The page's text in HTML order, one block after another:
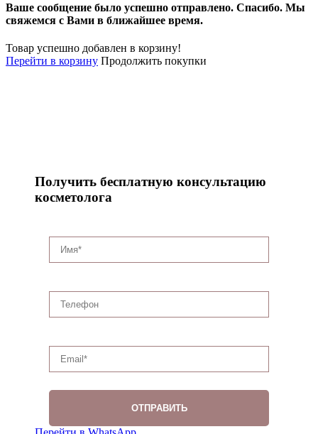
Ваше сообщение было успешно отправлено. Спасибо. Mы
свяжемся с Вами в ближайшее время.
Товар успешно добавлен в корзину!
Перейти в корзину Продолжить покупки
Получить бесплатную консультацию
косметолога